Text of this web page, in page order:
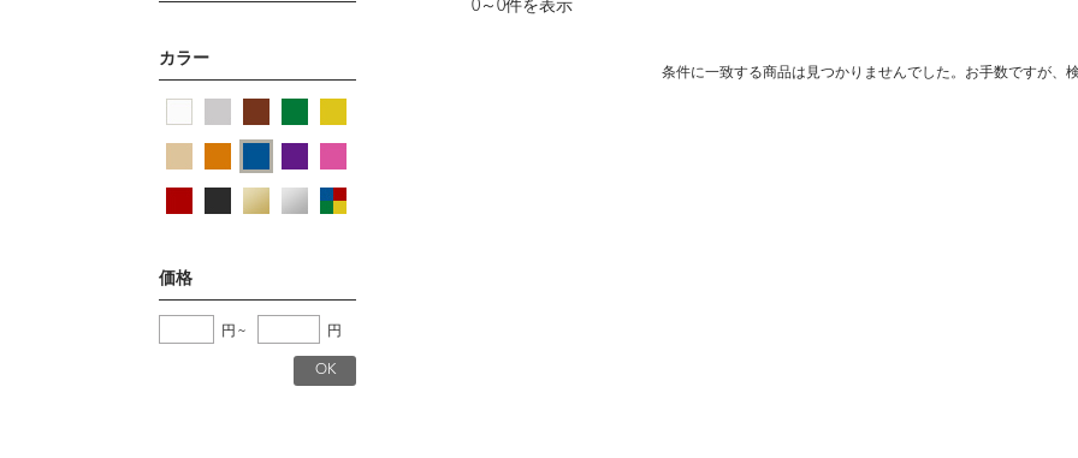
カラー
価格
円 ~ 円
0 ～ 0件を表示
条件に一致する商品は見つかりませんでした。お手数ですが、